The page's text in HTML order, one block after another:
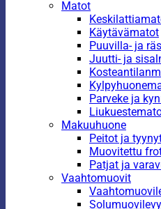
Matot
Käytävämatot
Puuvilla- ja
Juutti- ja
Parveke ja
Makuuhuone
Peitot ja
Muovitettu
Patjat ja
Vaahtomuovit